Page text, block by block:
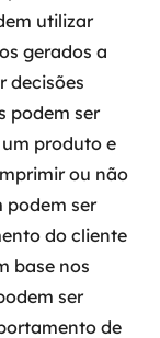
utilizar
gerados a
decisões
podem ser
produto e
ou não
podem ser
do cliente
base nos
ser
de